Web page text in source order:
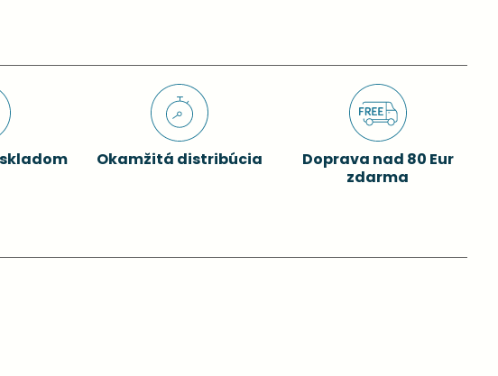
Okamžitá distribúcia
Doprava nad 80 Eur
zdarma